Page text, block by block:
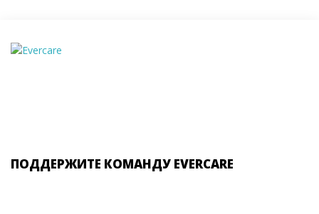
ПОДДЕРЖИТЕ КОМАНДУ EVERCARE